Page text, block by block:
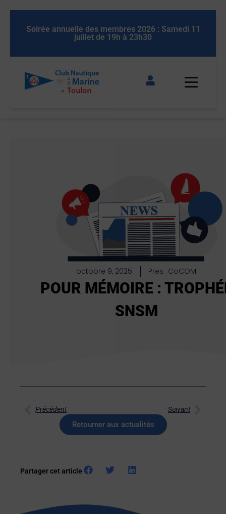
Soirée annuelle des membres 2026 : Samedi 11
juillet de 19h à 23h30
octobre 9, 2025 Pres_CoCOM
POUR MÉMOIRE :
SNSM
Précédent Suivant
Retourner aux actualités
Partager cet article